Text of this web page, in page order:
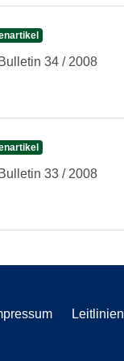
34 / 2008
33 / 2008
Leitlinien